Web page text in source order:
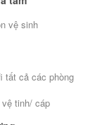
vệ sinh
tất cả các phòng
tinh/ cáp